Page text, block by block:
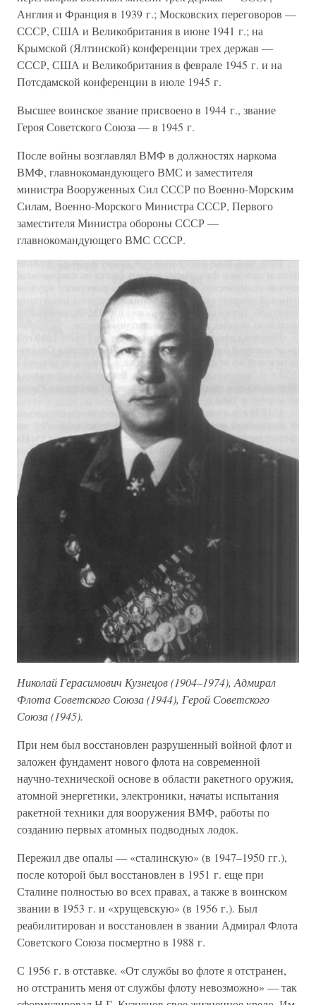
Англия и Франция в 1939 г.; Московских переговоров —
СССР, США и Великобритания в июне 1941 г.; на
Крымской (Ялтинской) конференции трех держав —
СССР, США и Великобритания в феврале 1945 г. и на
Потсдамской конференции в июле 1945 г.
Высшее воинское звание присвоено в 1944 г., звание
Героя Советского Союза — в 1945 г.
После войны возглавлял ВМФ в должностях наркома
ВМФ, главнокомандующего ВМС и заместителя
министра Вооруженных Сил СССР по Военно-Морским
Силам, Военно-Морского Министра СССР, Первого
заместителя Министра обороны СССР —
главнокомандующего ВМС СССР.
Николай Герасимович Кузнецов (1904–1974), Адмирал
Флота Советского Союза (1944), Герой Советского
Союза (1945).
При нем был восстановлен разрушенный войной флот и
заложен фундамент нового флота на современной
научно-технической основе в области ракетного оружия,
атомной энергетики, электроники, начаты испытания
ракетной техники для вооружения ВМФ, работы по
созданию первых атомных подводных лодок.
Пережил две опалы — «сталинскую» (в 1947–1950 гг.),
после которой был восстановлен в 1951 г. еще при
Сталине полностью во всех правах, а также в воинском
звании в 1953 г. и «хрущевскую» (в 1956 г.). Был
реабилитирован и восстановлен в звании Адмирал Флота
Советского Союза посмертно в 1988 г.
С 1956 г. в отставке. «От службы во флоте я отстранен,
но отстранить меня от службы флоту невозможно» — так